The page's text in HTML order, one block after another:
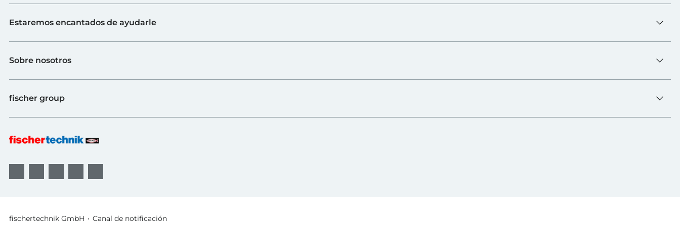
Escuelas
Industria y universidades
fischerTiP
Estaremos encantados de ayudarle
Ir a la página de proveedores
Búsqueda de distribuidores
FAQs
B2B AGBs
Sobre nosotros
Calidad y sostenibilidad
Premios
fischer group
fischer Consulting
fischertechnik GmbH Canal de notificación